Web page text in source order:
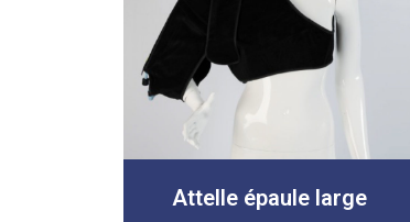
Attelle épaule large